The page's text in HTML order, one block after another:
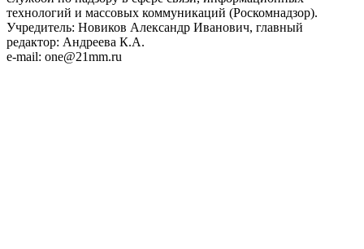
технологий и массовых коммуникаций (Роскомнадзор).
Учредитель: Новиков Александр Иванович, главный
редактор: Андреева К.А.
e-mail: one@21mm.ru